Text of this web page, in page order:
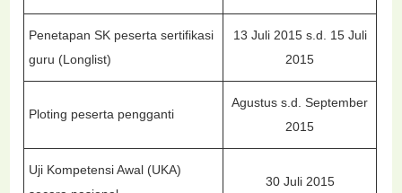
Penetapan SK peserta sertifikasi
guru (Longlist)
13 Juli 2015 s.d. 15 Juli
2015
Ploting peserta pengganti
Agustus s.d. September
2015
Uji Kompetensi Awal (UKA)
30 Juli 2015